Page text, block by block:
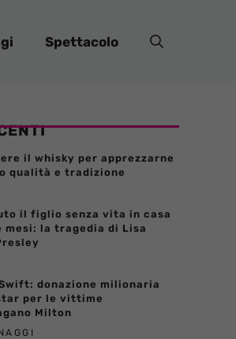
Spettacolo
il whisky per apprezzarne
qualità e tradizione
il figlio senza vita in casa
mesi: la tragedia di Lisa
donazione milionaria
per le vittime
Milton